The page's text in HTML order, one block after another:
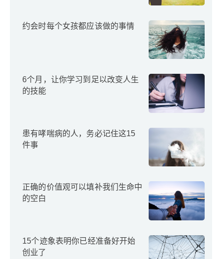
约会时每个女孩都应该做的事情
6个月，让你学习到足以改变人生
的技能
患有哮喘病的人，务必记住这15
件事
正确的价值观可以填补我们生命中
的空白
15个迹象表明你已经准备好开始
创业了